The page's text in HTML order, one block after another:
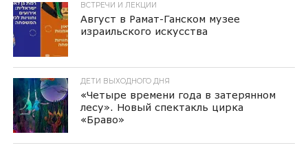
ВСТРЕЧИ И ЛЕКЦИИ
Август в Рамат-Ганском музее
израильского искусства
ДЕТИ ВЫХОДНОГО ДНЯ
«Четыре времени года в затерянном
лесу». Новый спектакль цирка
«Браво»